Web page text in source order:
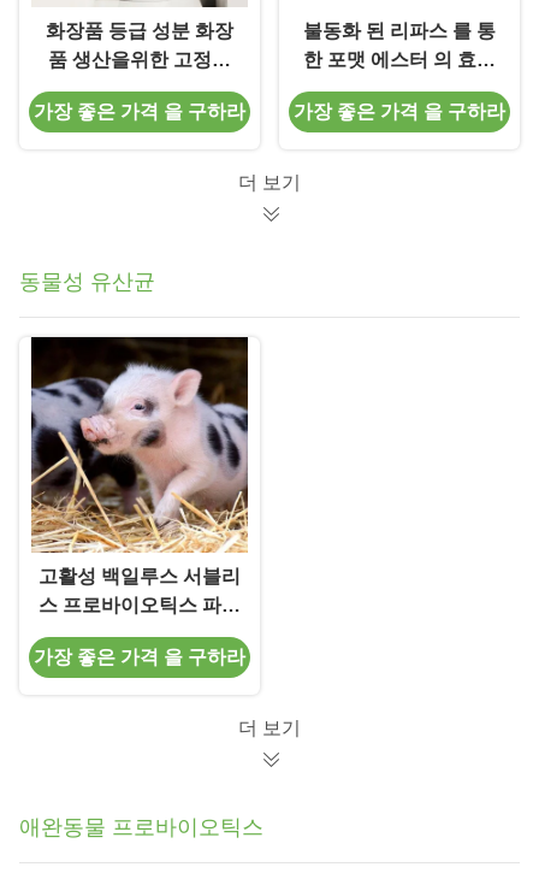
화장품 등급 성분 화장
품 생산을위한 고정화
리파제 원료
가장 좋은 가격 을 구하라
불동화 된 리파스 를 통
한 포맷 에스터 의 효소
합성 및 그 재사용
가장 좋은 가격 을 구하라
더 보기
동물성 유산균
고활성 백일루스 서블리
스 프로바이오틱스 파우
더 100억 CFU/g 식품용
동물용 식품첨가물
가장 좋은 가격 을 구하라
더 보기
애완동물 프로바이오틱스